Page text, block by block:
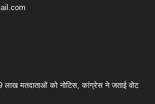
मतदाताओं को नोटिस, कांग्रेस ने जताई वोट